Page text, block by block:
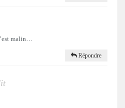
malin…
Répondre